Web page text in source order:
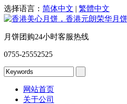
选择语言： 简体中文 | 繁體中文
月饼团购24小时客服热线
0755-25552525
网站首页
关于公司